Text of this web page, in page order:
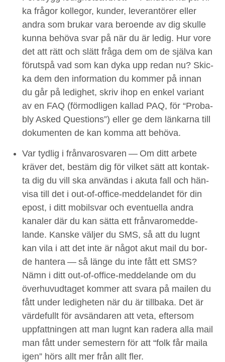
ka frå­gor kol­le­gor, kun­der, lever­an­tör­er eller
andra som brukar vara beroende av dig skulle
kun­na behö­va svar på när du är ledig. Hur vore
det att rätt och slätt frå­ga dem om de själ­va kan
förut­spå vad som kan dyka upp redan nu? Skic­
ka dem den infor­ma­tion du kom­mer på innan
du går på ledighet, skriv ihop en enkel vari­ant
av en FAQ (för­mod­li­gen kallad PAQ, för“Prob­a­
bly Asked Ques­tions”) eller ge dem länkar­na till
doku­menten de kan kom­ma att behöva.
Var tydlig i från­varos­varen — Om ditt arbete
kräver det, bestäm dig för vilket sätt att kon­tak­
ta dig du vill ska använ­das i aku­ta fall och hän­
visa till det i out-of-office-med­de­landet för din
epost, i ditt mobilsvar och eventuel­la andra
kanaler där du kan sät­ta ett från­varomed­de­
lande. Kanske väl­jer du SMS, så att du lugnt
kan vila i att det inte är något akut mail du bor­
de hantera — så länge du inte fått ett SMS?
Nämn i ditt out-of-office-med­de­lande om du
över­hu­vud­taget kom­mer att svara på mailen du
fått under ledigheten när du är till­ba­ka. Det är
värde­fullt för avsän­daren att veta, efter­som
upp­fat­tnin­gen att man lugnt kan radera alla mail
man fått under semes­tern för att“folk får maila
igen” hörs allt mer från allt fler.